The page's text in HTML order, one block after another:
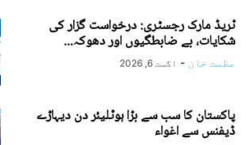
ٹریڈ مارک رجسٹری: درخواست گزار کی
شکایات، بے ضابطگیوں اور دھوکہ...
عظمت خان - اگست 6, 2026
پاکستان کا سب سے بڑا ہوٹلیئر دن دیہاڑے
ڈیفنس سے اغواء